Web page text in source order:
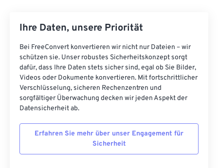
Ihre Daten, unsere Priorität
Bei FreeConvert konvertieren wir nicht nur Dateien – wir
schützen sie. Unser robustes Sicherheitskonzept sorgt
dafür, dass Ihre Daten stets sicher sind, egal ob Sie Bilder,
Videos oder Dokumente konvertieren. Mit fortschrittlicher
Verschlüsselung, sicheren Rechenzentren und
sorgfältiger Überwachung decken wir jeden Aspekt der
Datensicherheit ab.
Erfahren Sie mehr über unser Engagement für
Sicherheit